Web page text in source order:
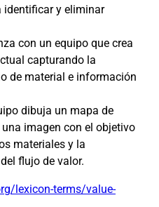
identificar y eliminar
con un equipo que crea
capturando la
de material e información
dibuja un mapa de
imagen con el objetivo
materiales y la
flujo de valor.
lexicon-terms/value-